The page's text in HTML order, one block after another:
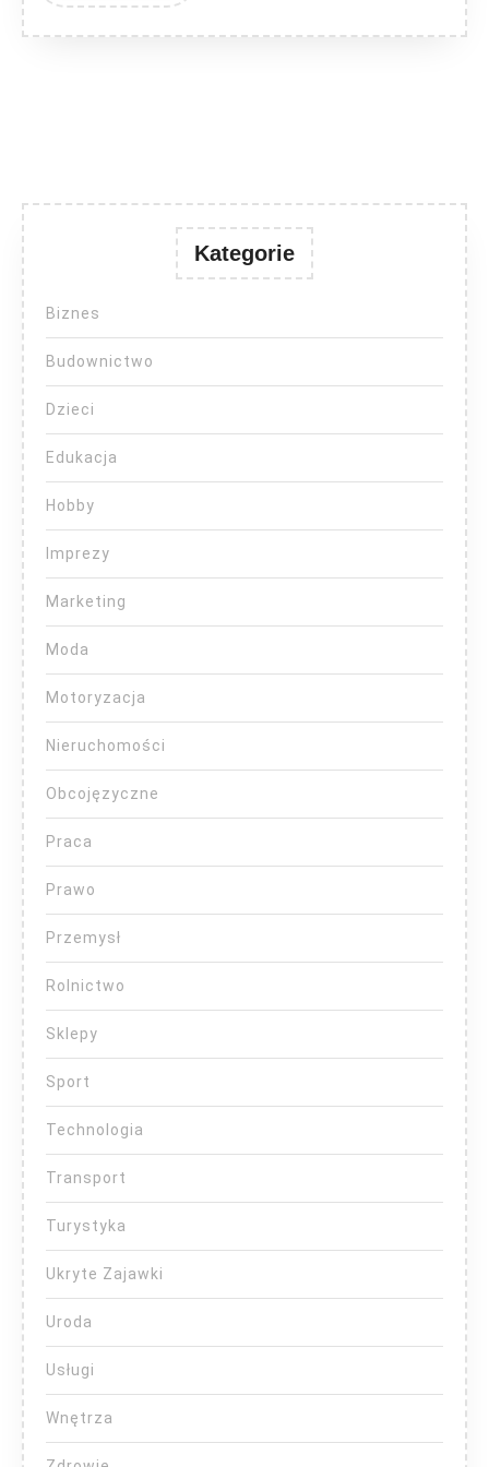
Kategorie
Biznes
Budownictwo
Dzieci
Edukacja
Hobby
Imprezy
Marketing
Moda
Motoryzacja
Nieruchomości
Obcojęzyczne
Praca
Prawo
Przemysł
Rolnictwo
Sklepy
Sport
Technologia
Transport
Turystyka
Ukryte Zajawki
Uroda
Usługi
Wnętrza